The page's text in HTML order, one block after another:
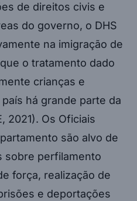
de direitos civis e
do governo, o DHS
na imigração de
o tratamento dado
crianças e
há grande parte da
2021). Os Oficiais
são alvo de
sobre perfilamento
força, realização de
e deportações